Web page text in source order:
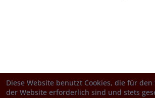
Diese Website benutzt Cookies, die für
der Website erforderlich sind und stets